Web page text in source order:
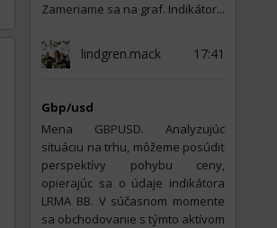
Zameriame sa na graf. Indikátor...
lindgren.mack 17:41
Gbp/usd
Mena GBPUSD. Analyzujúc
situáciu na trhu, môžeme posúdiť
perspektívy pohybu ceny,
opierajúc sa o údaje indikátora
LRMA BB. V súčasnom momente
sa obchodovanie s týmto aktívom